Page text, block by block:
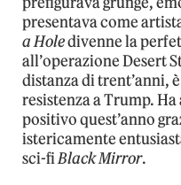
presentava come
a Holedivenne la
all’operazione Desert
distanza di trent’anni,
resistenza a Trump.
positivo quest’anno
istericamente
sci-fiBlack Mirror.